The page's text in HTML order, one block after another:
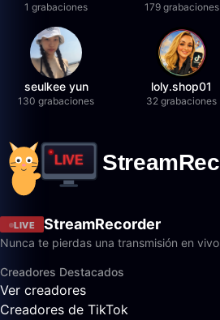
1 grabaciones 179 grabaciones
seulkee yun
130 grabaciones
loly.shop01
32 grabaciones
LIVE StreamRecorder
Nunca te pierdas una transmisión en vivo
Creadores Destacados
Ver creadores
Creadores de TikTok